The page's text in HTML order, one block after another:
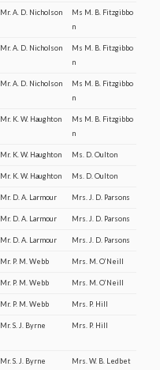
Mr. A. D. Nicholson
Ms M. B. Fitzgibbo
n
Mr. A. D. Nicholson
Ms M. B. Fitzgibbo
n
Mr. A. D. Nicholson
Ms M. B. Fitzgibbo
n
Mr. K. W. Haughton
Ms M. B. Fitzgibbo
n
Mr. K. W. Haughton Ms. D. Oulton
Mr. K. W. Haughton Ms. D. Oulton
Mr. D. A. Larmour Mrs. J. D. Parsons
Mr. D. A. Larmour Mrs. J. D. Parsons
Mr. D. A. Larmour Mrs. J. D. Parsons
Mr. P. M. Webb Mrs. M. O’Neill
Mr. P. M. Webb Mrs. M. O’Neill
Mr. P. M. Webb Mrs. P. Hill
Mr. S. J. Byrne Mrs. P. Hill
Mr. S. J. Byrne
Mrs. W. B. Ledbet